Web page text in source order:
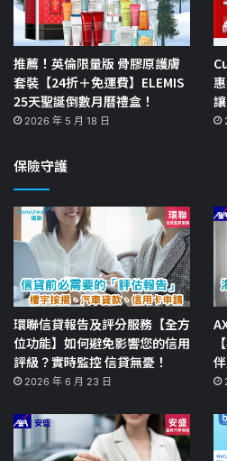
推薦！英倫限量版 骨膠原護膚
套裝【24折＋免運費】ELEMIS
25天聖誕倒數月曆禮盒！
2026 年 5 月 18 日
保險守護
環聯信貸報告及評分服務【全方
位功能】如何避免影響您的信用
評級？實時監控 信貸無憂！
2026 年 6 月 23 日